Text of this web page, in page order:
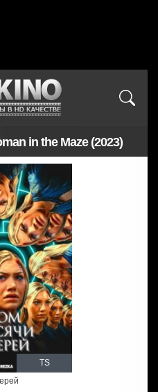
in the Maze (2023)
TS